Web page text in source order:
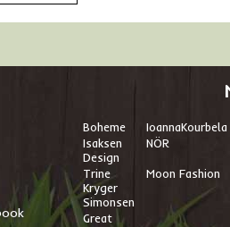
Boheme IoannaKourbela
Isaksen
Design
NÖR
Trine
Kryger
Simonsen
Moon Fashion
Great